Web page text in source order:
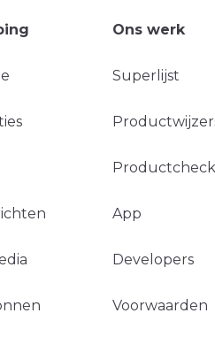
Ons werk
Superlijst
App
Developers
Voorwaarden